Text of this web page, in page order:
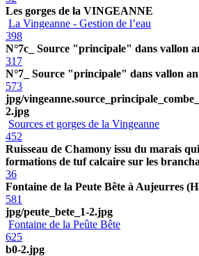
Les gorges de la VINGEANNE
La Vingeanne - Gestion de l’eau
398
N°7c_ Source "principale" dans vallon
317
N°7_ Source "principale" dans vallon
573
jpg/
2.jpg
Sources et gorges de la Vingeanne
452
Ruisseau de Chamony issu du marais
formations de tuf calcaire sur les
36
Fontaine de la Peute Bête à Aujeurres
581
jpg/peute_bete_1-2.jpg
Fontaine de la Peûte Bête
625
b0-2.jpg